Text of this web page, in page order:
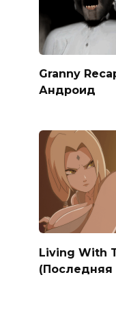
Granny
Андроид
Living With